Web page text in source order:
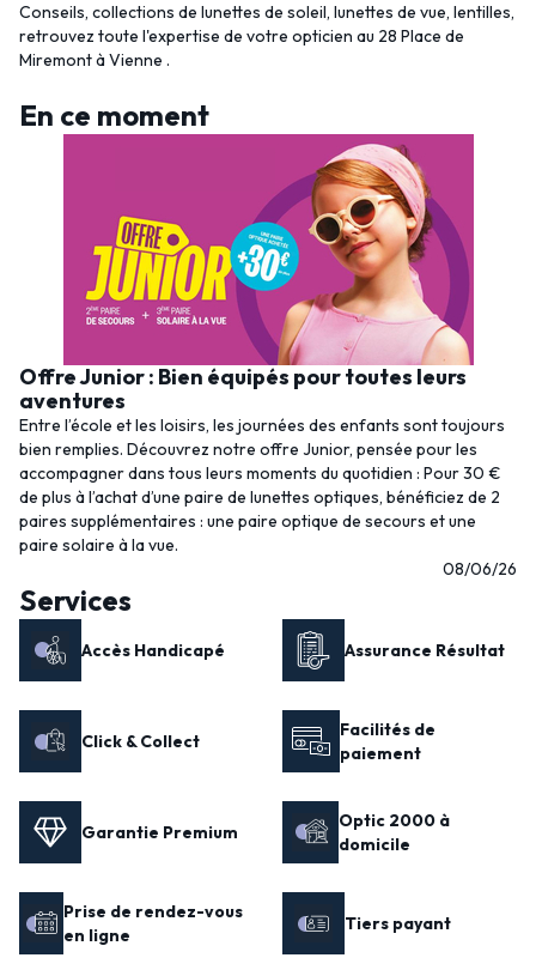
Conseils, collections de lunettes de soleil, lunettes de vue, lentilles,
retrouvez toute l'expertise de votre opticien au 28 Place de
Miremont à Vienne .
En ce moment
Offre Junior : Bien équipés pour toutes leurs
aventures
Entre l’école et les loisirs, les journées des enfants sont toujours
bien remplies. Découvrez notre offre Junior, pensée pour les
accompagner dans tous leurs moments du quotidien : Pour 30 €
de plus à l’achat d’une paire de lunettes optiques, bénéficiez de 2
paires supplémentaires : une paire optique de secours et une
paire solaire à la vue.
08/06/26
Services
Accès Handicapé Assurance Résultat
Click & Collect
Facilités de
paiement
Garantie Premium
Optic 2000 à
domicile
Prise de rendez-vous
en ligne
Tiers payant